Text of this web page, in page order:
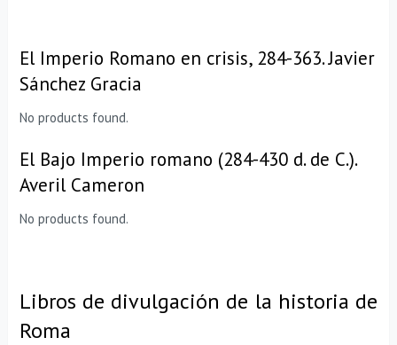
El Imperio Romano en crisis, 284-363. Javier
Sánchez Gracia
No products found.
El Bajo Imperio romano (284-430 d. de C.).
Averil Cameron
No products found.
Libros de divulgación de la historia de
Roma